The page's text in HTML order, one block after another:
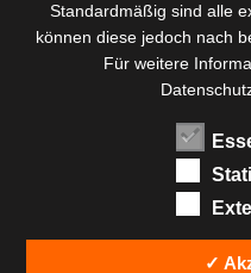
Standardmäßig sind alle
können diese jedoch nach
Für weitere
✓